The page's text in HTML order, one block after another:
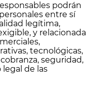
podrán
entre sí
legítima,
y relacionada
tecnológicas,
seguridad,
de las